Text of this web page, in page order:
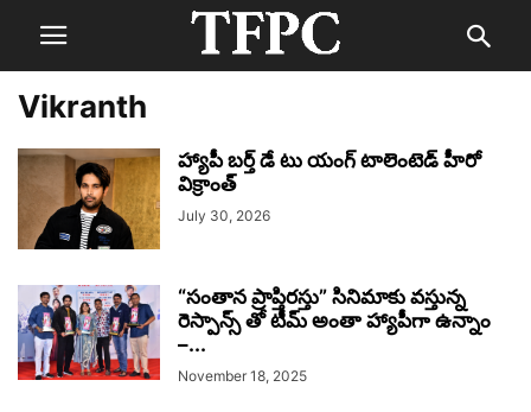
Vikranth
హ్యాపీ బర్త్ డే టు యంగ్ టాలెంటెడ్ హీరో
విక్రాంత్
July 30, 2026
“సంతాన ప్రాప్తిరస్తు” సినిమాకు వస్తున్న
రెస్పాన్స్ తో టీమ్ అంతా హ్యాపీగా ఉన్నాం
–...
November 18, 2025